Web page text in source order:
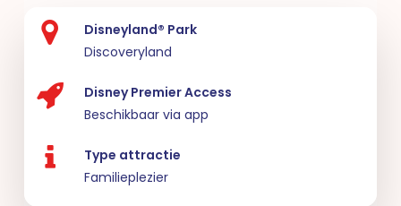
Disneyland® Park
Discoveryland
Disney Premier Access
Beschikbaar via app
Type attractie
Familieplezier